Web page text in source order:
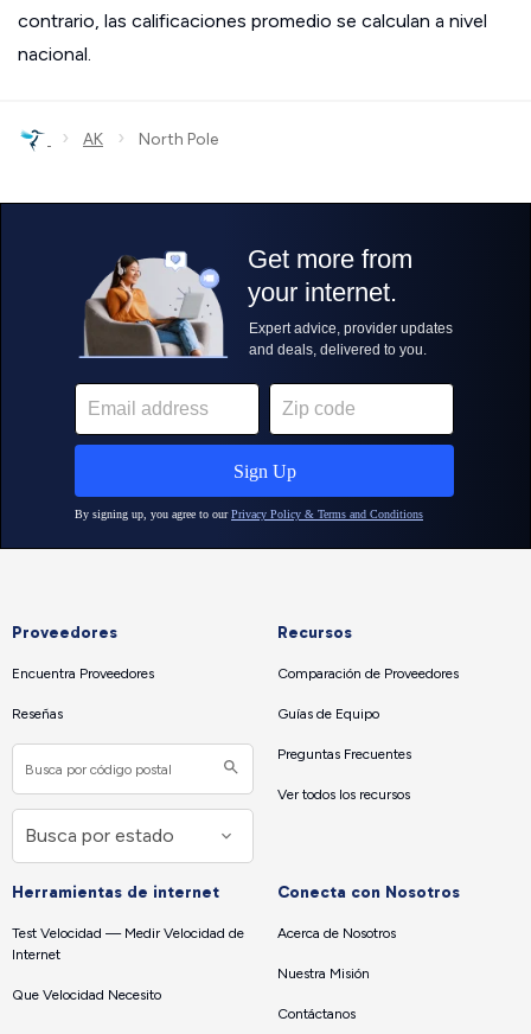
contrario, las calificaciones promedio se calculan a nivel
nacional.
› AK › North Pole
Proveedores
Encuentra Proveedores
Reseñas
Recursos
Comparación de Proveedores
Guías de Equipo
Preguntas Frecuentes
Ver todos los recursos
Herramientas de internet
Test Velocidad — Medir Velocidad de
Internet
Que Velocidad Necesito
Conecta con Nosotros
Acerca de Nosotros
Nuestra Misión
Contáctanos